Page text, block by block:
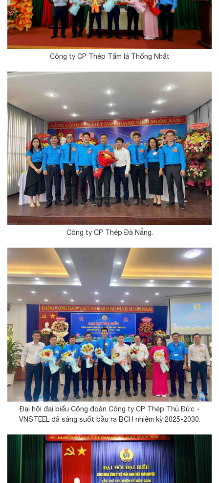
Công ty CP Thép Tấm lá Thống Nhất
Công ty CP Thép Đà Nẵng.
Đại hội đại biểu Công đoàn Công ty CP Thép Thủ Đức -
VNSTEEL đã sáng suốt bầu ra BCH nhiệm kỳ 2025-2030.